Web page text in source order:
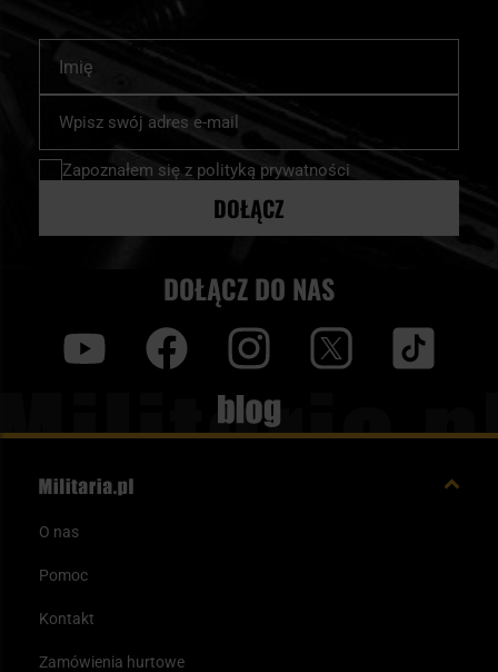
nasz
newsletter:
Zapoznałem się z polityką prywatności
DOŁĄCZ
DOŁĄCZ DO NAS
Blog
O nas
Pomoc
Kontakt
Zamówienia hurtowe